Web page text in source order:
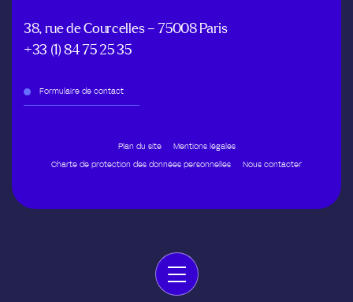
38, rue de Courcelles – 75008 Paris
+33 (1) 84 75 25 35
Formulaire de contact
Plan du site Mentions légales
Charte de protection des données personnelles Nous contacter